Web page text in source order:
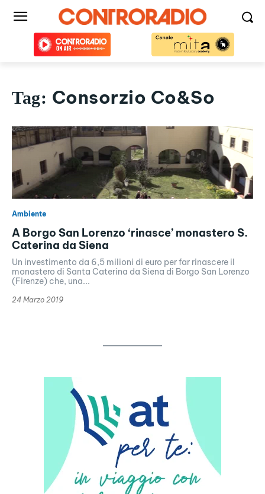
Tag: Consorzio Co&So
Ambiente
A Borgo San Lorenzo ‘rinasce’ monastero S.
Caterina da Siena
Un investimento da 6,5 milioni di euro per far rinascere il
monastero di Santa Caterina da Siena di Borgo San Lorenzo
(Firenze) che, una...
24 Marzo 2019